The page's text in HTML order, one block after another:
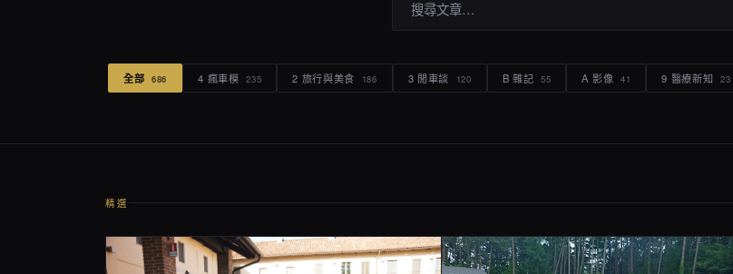
全部 686 4 瘋車模 235 2 旅行與美食 186 3 閒車談 120 B 雜記 55 A 影像 41 9 醫療新知 23
精選